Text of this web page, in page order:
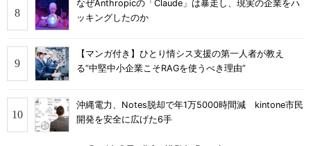
なぜAnthropicの「Claude」は暴走し、現実の企業をハ
ッキングしたのか
【マンガ付き】ひとり情シス支援の第一人者が教え
る”中堅中小企業こそRAGを使うべき理由”
沖縄電力、Notes脱却で年1万5000時間減 kintone市民
開発を安全に広げた6手